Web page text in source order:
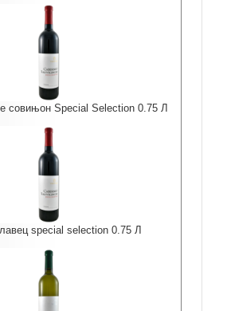
совињон Special Selection 0.75 Л
special selection 0.75 Л